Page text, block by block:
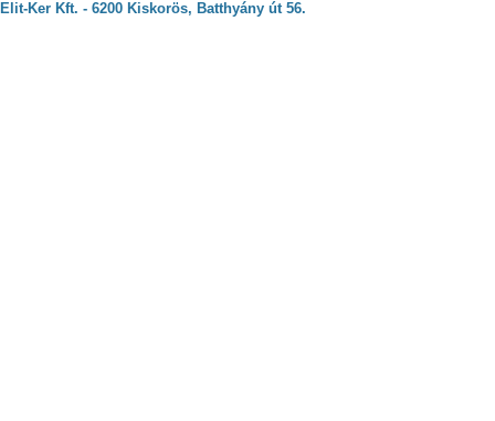
Elit-Ker Kft. - 6200 Kiskorös, Batthyány út 56.